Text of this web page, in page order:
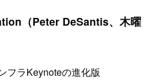
（Peter DeSantis、木曜
フラKeynoteの進化版